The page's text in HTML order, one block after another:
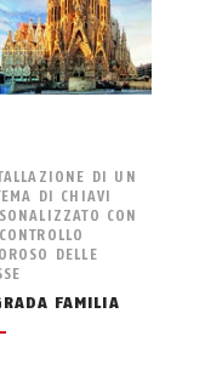
DI UN
DI CHIAVI
CON
DELLE
FAMILIA